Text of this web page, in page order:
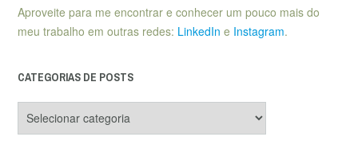
Aproveite para me encontrar e conhecer um pouco mais do
meu trabalho em outras redes: LinkedIn e Instagram.
CATEGORIAS DE POSTS
de